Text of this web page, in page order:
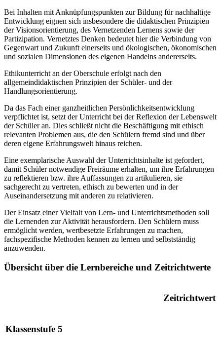
Bei Inhalten mit Anknüpfungspunkten zur Bildung für nachhaltige
Entwicklung eignen sich insbesondere die didaktischen Prinzipien
der Visionsorientierung, des Vernetzenden Lernens sowie der
Partizipation. Vernetztes Denken bedeutet hier die Verbindung von
Gegenwart und Zukunft einerseits und ökologischen, ökonomischen
und sozialen Dimensionen des eigenen Handelns andererseits.
Ethikunterricht an der Oberschule erfolgt nach den
allgemeindidaktischen Prinzipien der Schüler- und der
Handlungsorientierung.
Da das Fach einer ganzheitlichen Persönlichkeitsentwicklung
verpflichtet ist, setzt der Unterricht bei der Reflexion der Lebenswelt
der Schüler an. Dies schließt nicht die Beschäftigung mit ethisch
relevanten Problemen aus, die den Schülern fremd sind und über
deren eigene Erfahrungswelt hinaus reichen.
Eine exemplarische Auswahl der Unterrichtsinhalte ist gefordert,
damit Schüler notwendige Freiräume erhalten, um ihre Erfahrungen
zu reflektieren bzw. ihre Auffassungen zu artikulieren, sie
sachgerecht zu vertreten, ethisch zu bewerten und in der
Auseinandersetzung mit anderen zu relativieren.
Der Einsatz einer Vielfalt von Lern- und Unterrichtsmethoden soll
die Lernenden zur Aktivität herausfordern. Den Schülern muss
ermöglicht werden, wertbesetzte Erfahrungen zu machen,
fachspezifische Methoden kennen zu lernen und selbstständig
anzuwenden.
Übersicht über die Lernbereiche und Zeitrichtwerte
Zeitrichtwert
Klassenstufe 5